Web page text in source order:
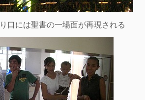
口には聖書の一場面が再現される